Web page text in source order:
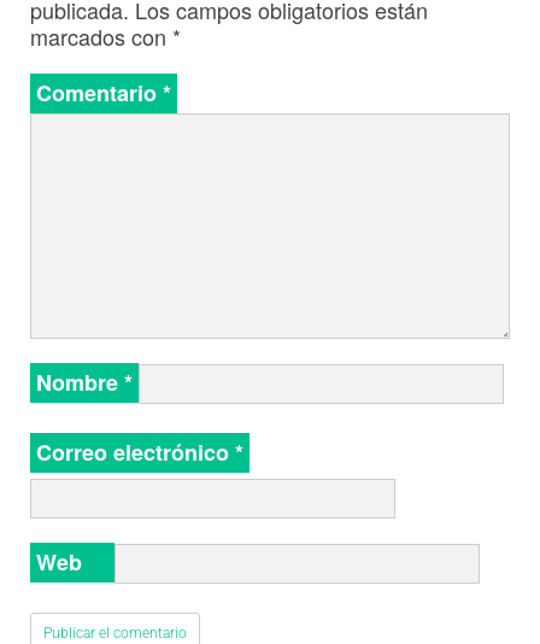
publicada. Los campos obligatorios están
marcados con *
Comentario*
Nombre*
Correo electrónico*
Web